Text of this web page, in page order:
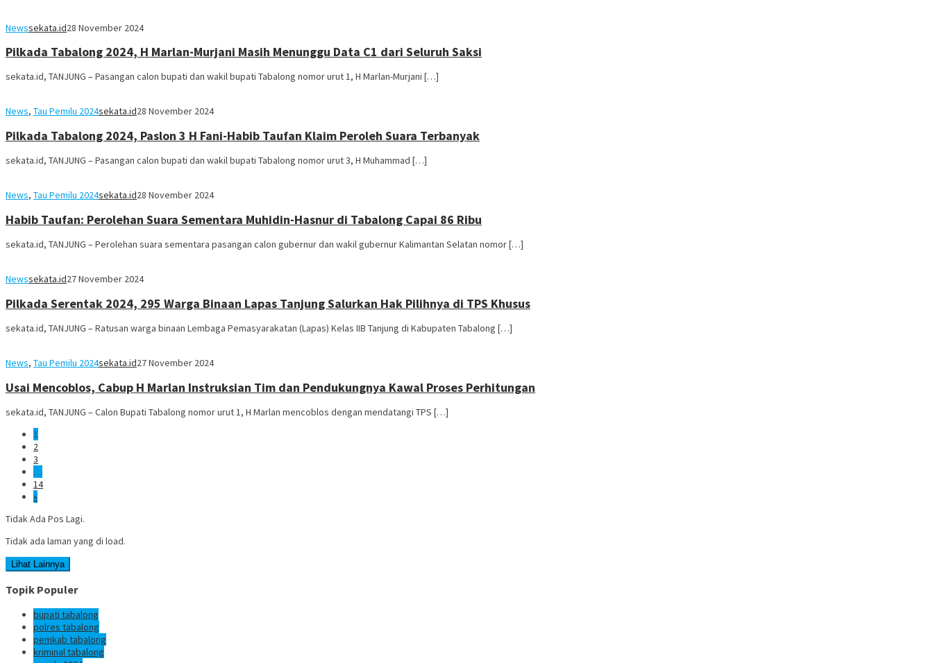
Newssekata.id28 November 2024
Pilkada Tabalong 2024, H Marlan-Murjani Masih Menunggu Data C1 dari Seluruh Saksi
sekata.id, TANJUNG – Pasangan calon bupati dan wakil bupati Tabalong nomor urut 1, H Marlan-Murjani […]
News, Tau Pemilu 2024sekata.id28 November 2024
Pilkada Tabalong 2024, Paslon 3 H Fani-Habib Taufan Klaim Peroleh Suara Terbanyak
sekata.id, TANJUNG – Pasangan calon bupati dan wakil bupati Tabalong nomor urut 3, H Muhammad […]
News, Tau Pemilu 2024sekata.id28 November 2024
Habib Taufan: Perolehan Suara Sementara Muhidin-Hasnur di Tabalong Capai 86 Ribu
sekata.id, TANJUNG – Perolehan suara sementara pasangan calon gubernur dan wakil gubernur Kalimantan Selatan nomor […]
Newssekata.id27 November 2024
Pilkada Serentak 2024, 295 Warga Binaan Lapas Tanjung Salurkan Hak Pilihnya di TPS Khusus
sekata.id, TANJUNG – Ratusan warga binaan Lembaga Pemasyarakatan (Lapas) Kelas IIB Tanjung di Kabupaten Tabalong […]
News, Tau Pemilu 2024sekata.id27 November 2024
Usai Mencoblos, Cabup H Marlan Instruksian Tim dan Pendukungnya Kawal Proses Perhitungan
sekata.id, TANJUNG – Calon Bupati Tabalong nomor urut 1, H Marlan mencoblos dengan mendatangi TPS […]
1
2
3
…
14
»
Tidak Ada Pos Lagi.
Tidak ada laman yang di load.
Lihat Lainnya
Topik Populer
bupati tabalong
polres tabalong
pemkab tabalong
kriminal tabalong